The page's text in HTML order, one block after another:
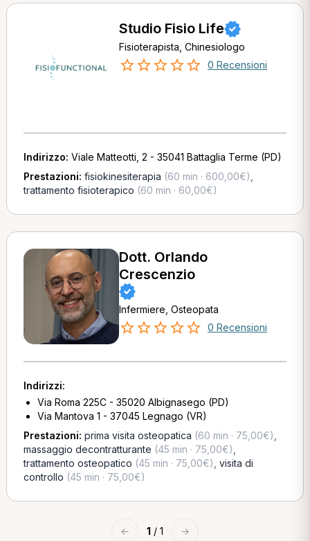
Studio Fisio Life
Fisioterapista, Chinesiologo
0 Recensioni
Indirizzo: Viale Matteotti, 2 - 35041 Battaglia Terme (PD)
Prestazioni: fisiokinesiterapia (60 min · 600,00€)
trattamento fisioterapico (60 min · 60,00€)
Dott. Orlando
Crescenzio
Infermiere, Osteopata
0 Recensioni
Indirizzi:
Via Roma 225C - 35020 Albignasego (PD)
Via Mantova 1 - 37045 Legnago (VR)
Prestazioni: prima visita osteopatica (60 min · 75,00€)
massaggio decontratturante (45 min · 75,00€)
trattamento osteopatico (45 min · 75,00€) visita di
controllo (45 min · 75,00€)
← 1 / 1 →